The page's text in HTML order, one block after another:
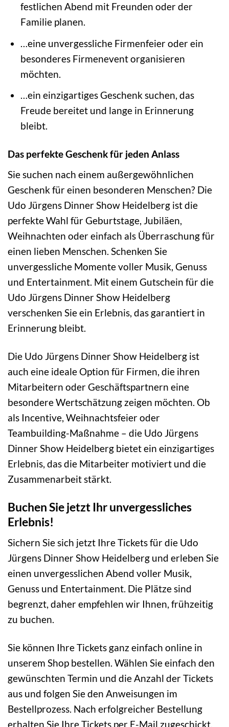
festlichen Abend mit Freunden oder der
Familie planen.
…eine unvergessliche Firmenfeier oder ein
besonderes Firmenevent organisieren
möchten.
…ein einzigartiges Geschenk suchen, das
Freude bereitet und lange in Erinnerung
bleibt.
Das perfekte Geschenk für jeden Anlass
Sie suchen nach einem außergewöhnlichen
Geschenk für einen besonderen Menschen? Die
Udo Jürgens Dinner Show Heidelberg ist die
perfekte Wahl für Geburtstage, Jubiläen,
Weihnachten oder einfach als Überraschung für
einen lieben Menschen. Schenken Sie
unvergessliche Momente voller Musik, Genuss
und Entertainment. Mit einem Gutschein für die
Udo Jürgens Dinner Show Heidelberg
verschenken Sie ein Erlebnis, das garantiert in
Erinnerung bleibt.
Die Udo Jürgens Dinner Show Heidelberg ist
auch eine ideale Option für Firmen, die ihren
Mitarbeitern oder Geschäftspartnern eine
besondere Wertschätzung zeigen möchten. Ob
als Incentive, Weihnachtsfeier oder
Teambuilding-Maßnahme – die Udo Jürgens
Dinner Show Heidelberg bietet ein einzigartiges
Erlebnis, das die Mitarbeiter motiviert und die
Zusammenarbeit stärkt.
Buchen Sie jetzt Ihr unvergessliches
Erlebnis!
Sichern Sie sich jetzt Ihre Tickets für die Udo
Jürgens Dinner Show Heidelberg und erleben Sie
einen unvergesslichen Abend voller Musik,
Genuss und Entertainment. Die Plätze sind
begrenzt, daher empfehlen wir Ihnen, frühzeitig
zu buchen.
Sie können Ihre Tickets ganz einfach online in
unserem Shop bestellen. Wählen Sie einfach den
gewünschten Termin und die Anzahl der Tickets
aus und folgen Sie den Anweisungen im
Bestellprozess. Nach erfolgreicher Bestellung
erhalten Sie Ihre Tickets per E-Mail zugeschickt.